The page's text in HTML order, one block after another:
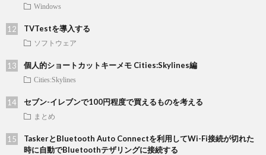
Windows
TVTestを導入する
ソフトウェア
個人的ショートカットキーメモ Cities:Skylines編
Cities:Skylines
セブン-イレブンで100円程度で買えるものを考える
まとめ
TaskerとBluetooth Auto Connectを利用してWi-Fi接続が切れた
時に自動でBluetoothテザリングに接続する